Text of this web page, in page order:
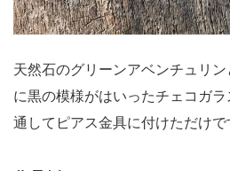
天然石のグリーンアベンチュリ
に黒の模様がはいったチェコガ
通してピアス金具に付けただけで